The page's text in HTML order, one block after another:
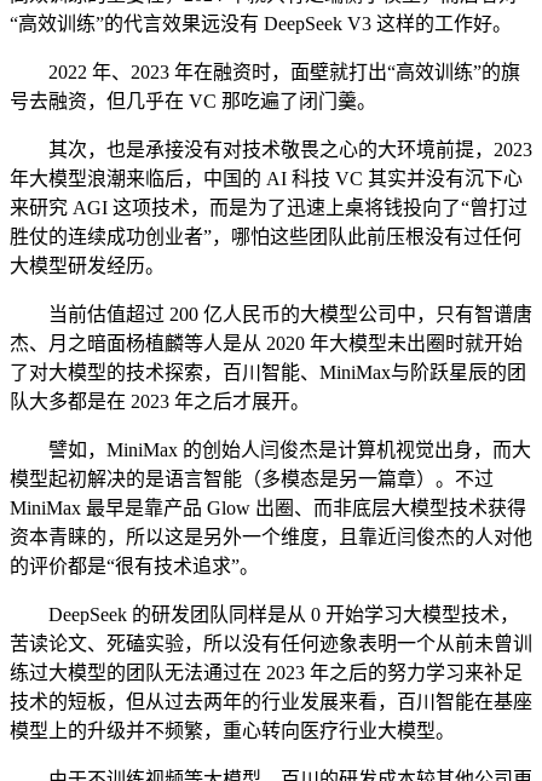
“高效训练”的代言效果远没有 DeepSeek V3 这样的工作好。
2022 年、2023 年在融资时，面壁就打出“高效训练”的旗
号去融资，但几乎在 VC 那吃遍了闭门羹。
其次，也是承接没有对技术敬畏之心的大环境前提，2023
年大模型浪潮来临后，中国的 AI 科技 VC 其实并没有沉下心
来研究 AGI 这项技术，而是为了迅速上桌将钱投向了“曾打过
胜仗的连续成功创业者”，哪怕这些团队此前压根没有过任何
大模型研发经历。
当前估值超过 200 亿人民币的大模型公司中，只有智谱唐
杰、月之暗面杨植麟等人是从 2020 年大模型未出圈时就开始
了对大模型的技术探索，百川智能、MiniMax与阶跃星辰的团
队大多都是在 2023 年之后才展开。
譬如，MiniMax 的创始人闫俊杰是计算机视觉出身，而大
模型起初解决的是语言智能（多模态是另一篇章）。不过
MiniMax 最早是靠产品 Glow 出圈、而非底层大模型技术获得
资本青睐的，所以这是另外一个维度，且靠近闫俊杰的人对他
的评价都是“很有技术追求”。
DeepSeek 的研发团队同样是从 0 开始学习大模型技术，
苦读论文、死磕实验，所以没有任何迹象表明一个从前未曾训
练过大模型的团队无法通过在 2023 年之后的努力学习来补足
技术的短板，但从过去两年的行业发展来看，百川智能在基座
模型上的升级并不频繁，重心转向医疗行业大模型。